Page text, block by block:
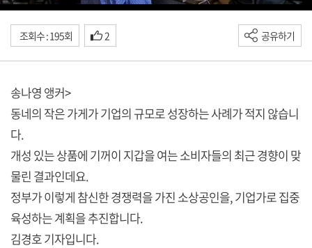
조회수 : 195회 2 공유하기
송나영 앵커>
동네의 작은 가게가 기업의 규모로 성장하는 사례가 적지 않습니
다.
개성 있는 상품에 기꺼이 지갑을 여는 소비자들의 최근 경향이 맞
물린 결과인데요.
정부가 이렇게 참신한 경쟁력을 가진 소상공인을, 기업가로 집중
육성하는 계획을 추진합니다.
김경호 기자입니다.